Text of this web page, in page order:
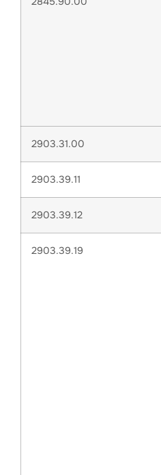
2903.31.00
2903.39.11
2903.39.12
2903.39.19